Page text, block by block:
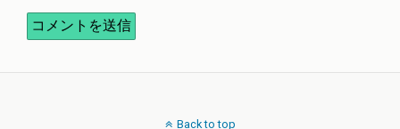
Back to top